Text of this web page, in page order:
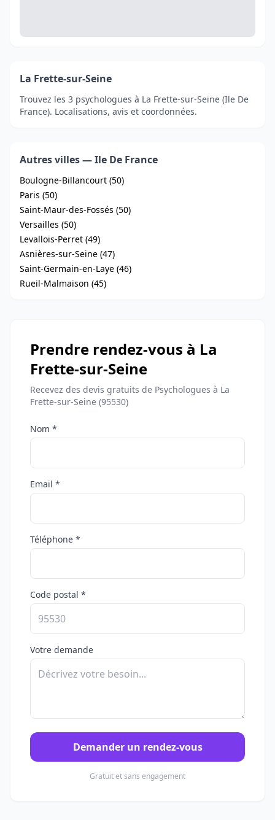
La Frette-sur-Seine
Trouvez les 3 psychologues à La Frette-sur-Seine (Ile De
France). Localisations, avis et coordonnées.
Autres villes — Ile De France
Boulogne-Billancourt (50)
Paris (50)
Saint-Maur-des-Fossés (50)
Versailles (50)
Levallois-Perret (49)
Asnières-sur-Seine (47)
Saint-Germain-en-Laye (46)
Rueil-Malmaison (45)
Prendre rendez-vous à La
Frette-sur-Seine
Recevez des devis gratuits de Psychologues à La
Frette-sur-Seine (95530)
Nom *
Email *
Téléphone *
Code postal *
Votre demande
Demander un rendez-vous
Gratuit et sans engagement